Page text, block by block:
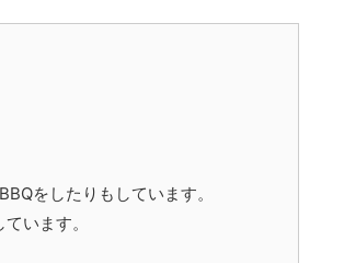
をしたりもしています。
います。